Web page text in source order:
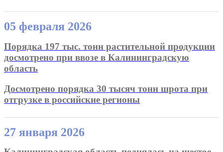
05 февраля 2026
Порядка 197 тыс. тонн растительной продукции
досмотрено при ввозе в Калининградскую
область
Досмотрено порядка 30 тысяч тонн шрота при
отгрузке в российские регионы
27 января 2026